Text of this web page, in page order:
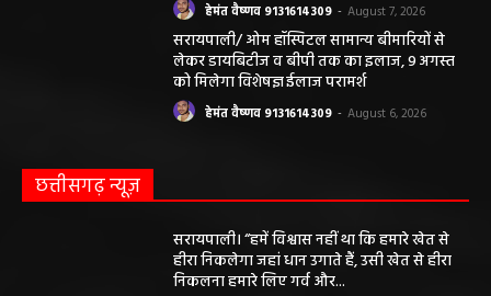
हेमंत वैष्णव 9131614309 - August 7, 2026
सरायपाली/ ओम हॉस्पिटल सामान्य बीमारियों से
लेकर डायबिटीज व बीपी तक का इलाज, 9 अगस्त
को मिलेगा विशेषज्ञ ईलाज परामर्श
हेमंत वैष्णव 9131614309 - August 6, 2026
छत्तीसगढ़ न्यूज़
सरायपाली। “हमें विश्वास नहीं था कि हमारे खेत से
हीरा निकलेगा जहां धान उगाते हैं, उसी खेत से हीरा
निकलना हमारे लिए गर्व और...